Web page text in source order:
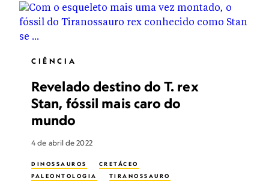
CIÊNCIA
Revelado destino do T. rex
Stan, fóssil mais caro do
mundo
4 de abril de 2022
DINOSSAUROS
CRETÁCEO
PALEONTOLOGIA
TIRANOSSAURO